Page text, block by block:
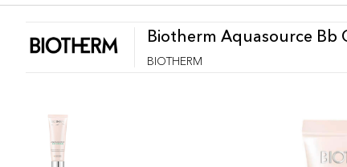
Biotherm Aquasource Bb
BIOTHERM